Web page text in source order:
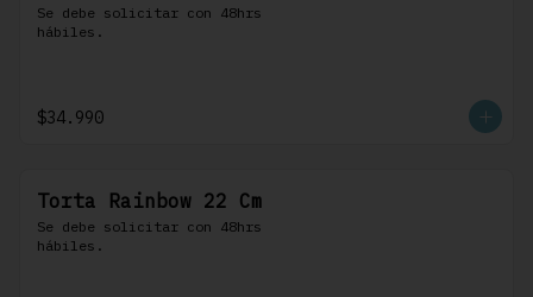
Se debe solicitar con 48hrs
hábiles.
$34.990
Torta Rainbow 22 Cm
Se debe solicitar con 48hrs
hábiles.